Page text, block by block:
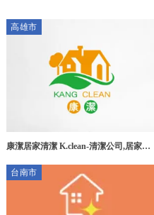
高雄市
康潔居家清潔 K.clean-清潔公司,居家清
台南市